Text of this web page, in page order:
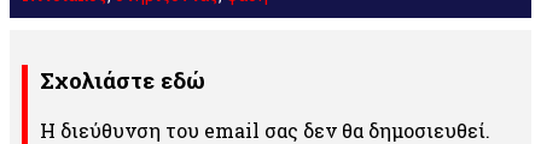
Σχολιάστε εδώ
Η διεύθυνση του email σας δεν θα δημοσιευθεί.